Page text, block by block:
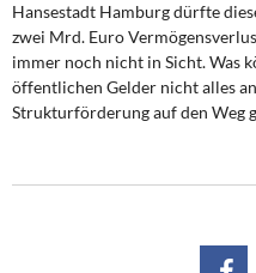
Hansestadt Hamburg dürfte
zwei Mrd. Euro
immer noch nicht in Sicht. Was
öffentlichen Gelder nicht alles
Strukturförderung auf den Weg